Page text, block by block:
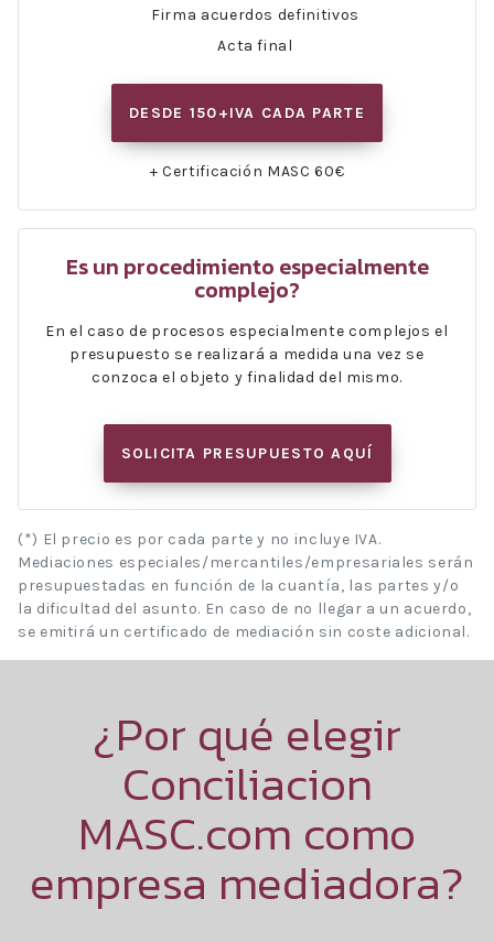
Firma acuerdos definitivos
Acta final
DESDE 150+IVA CADA PARTE
+ Certificación MASC 60€
Es un procedimiento especialmente
complejo?
En el caso de procesos especialmente complejos el
presupuesto se realizará a medida una vez se
conzoca el objeto y finalidad del mismo.
SOLICITA PRESUPUESTO AQUÍ
(*) El precio es por cada parte y no incluye IVA.
Mediaciones especiales/mercantiles/empresariales serán
presupuestadas en función de la cuantía, las partes y/o
la dificultad del asunto. En caso de no llegar a un acuerdo,
se emitirá un certificado de mediación sin coste adicional.
¿Por qué elegir
Conciliacion
MASC.com como
empresa mediadora?